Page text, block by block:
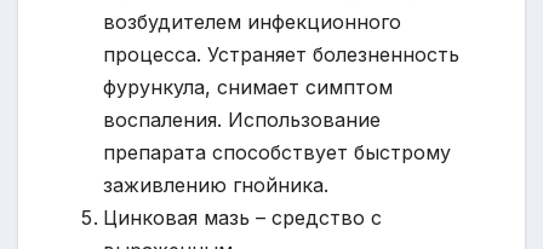
возбудителем инфекционного
процесса. Устраняет болезненность
фурункула, снимает симптом
воспаления. Использование
препарата способствует быстрому
заживлению гнойника.
Цинковая мазь – средство с